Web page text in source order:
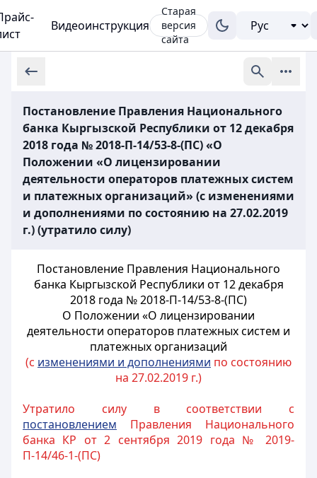
Видеоинструкция
Старая
версия
сайта
Постановление Правления Национального
банка Кыргызской Республики от 12 декабря
2018 года № 2018-П-14/53-8-(ПС) «О
Положении «О лицензировании
деятельности операторов платежных систем
и платежных организаций» (с изменениями
и дополнениями по состоянию на 27.02.2019
г.) (утратило силу)
Постановление Правления Национального
банка Кыргызской Республики от 12 декабря
2018 года № 2018-П-14/53-8-(ПС)
О Положении «О лицензировании
деятельности операторов платежных систем и
платежных организаций
(с изменениями и дополнениями по состоянию
на 27.02.2019 г.)
Утратило силу в соответствии с
постановлением Правления Национального
банка КР от 2 сентября 2019 года № 2019-
П-14/46-1-(ПС)